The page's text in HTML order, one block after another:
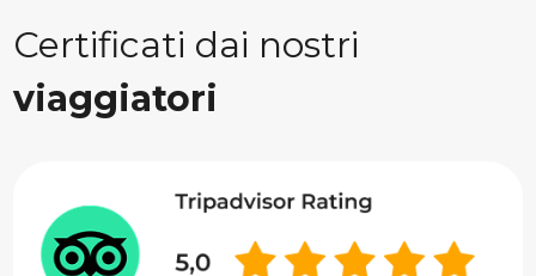
Certificati dai nostri
viaggiatori